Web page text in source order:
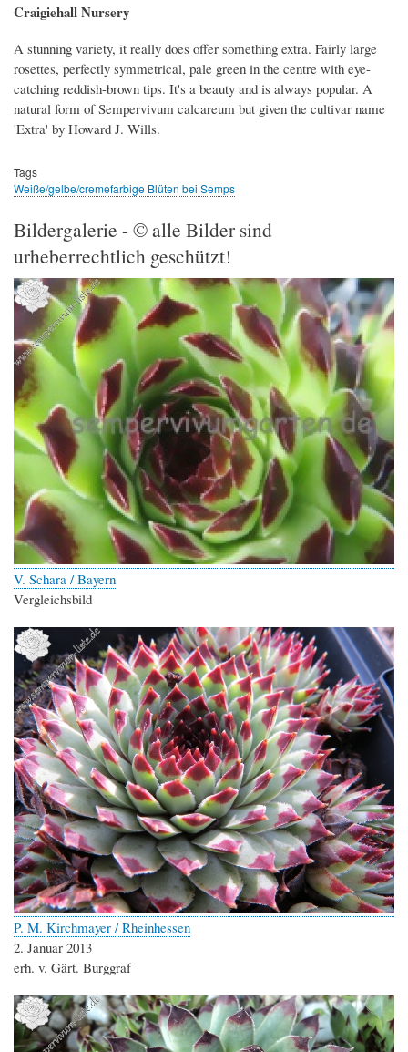
Craigiehall Nursery
A stunning variety, it really does offer something extra. Fairly large
rosettes, perfectly symmetrical, pale green in the centre with eye-
catching reddish-brown tips. It's a beauty and is always popular. A
natural form of Sempervivum calcareum but given the cultivar name
'Extra' by Howard J. Wills.
Tags
Weiße/gelbe/cremefarbige Blüten bei Semps
Bildergalerie - © alle Bilder sind
urheberrechtlich geschützt!
V. Schara / Bayern
Vergleichsbild
P. M. Kirchmayer / Rheinhessen
2. Januar 2013
erh. v. Gärt. Burggraf